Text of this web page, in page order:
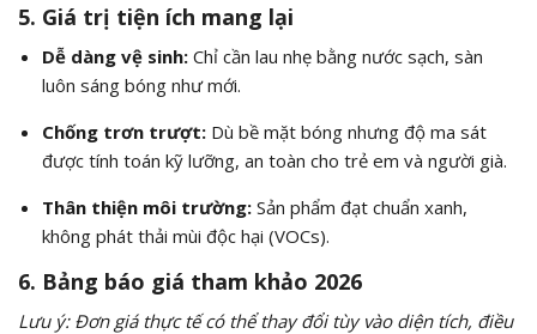
5. Giá trị tiện ích mang lại
Dễ dàng vệ sinh:Chỉ cần lau nhẹ bằng nước sạch, sàn
luôn sáng bóng như mới.
Chống trơn trượt:Dù bề mặt bóng nhưng độ ma sát
được tính toán kỹ lưỡng, an toàn cho trẻ em và người già.
Thân thiện môi trường:Sản phẩm đạt chuẩn xanh,
không phát thải mùi độc hại (VOCs).
6. Bảng báo giá tham khảo 2026
Lưu ý: Đơn giá thực tế có thể thay đổi tùy vào diện tích, điều